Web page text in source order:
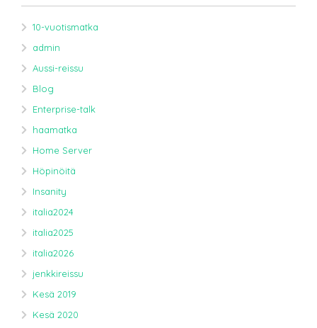
10-vuotismatka
admin
Aussi-reissu
Blog
Enterprise-talk
haamatka
Home Server
Höpinöitä
Insanity
italia2024
italia2025
italia2026
jenkkireissu
Kesä 2019
Kesä 2020